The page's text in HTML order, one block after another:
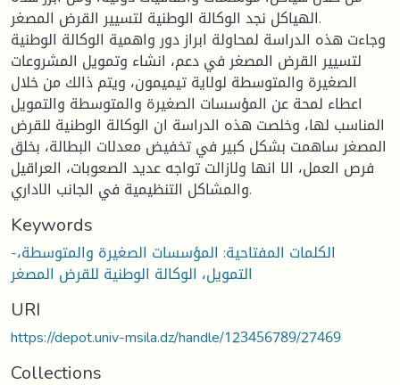
الهياكل نجد الوكالة الوطنية لتسيير القرض المصغر.
وجاءت هذه الدراسة لمحاولة ابراز دور واهمية الوكالة الوطنية
لتسيير القرض المصغر في دعم، انشاء وتمويل المشروعات
الصغيرة والمتوسطة لولاية تيميمون، ويتم ذالك من خلال
اعطاء لمحة عن المؤسسات الصغيرة والمتوسطة والتمويل
المناسب لها، وخلصت هذه الدراسة ان الوكالة الوطنية للقرض
المصغر ساهمت بشكل كبير في تخفيض معدلات البطالة، بخلق
فرص العمل، الا انها ولازالت تواجه عديد الصعوبات، العراقيل
والمشاكل التنظيمية في الجانب الاداري.
Keywords
-الكلمات المفتاحية: المؤسسات الصغيرة والمتوسطة،
التمويل، الوكالة الوطنية للقرض المصغر
URI
https://depot.univ-msila.dz/handle/123456789/27469
Collections